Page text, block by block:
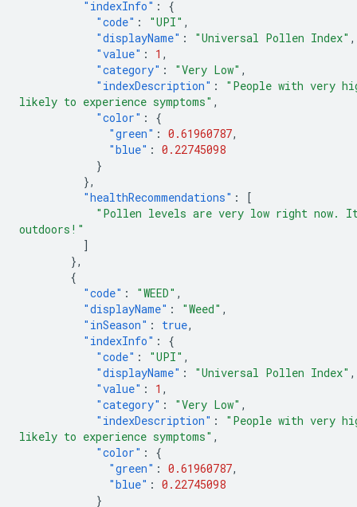
"indexInfo" :
{
"code" : "UPI" ,
"displayName" : "Universal Pollen Index" ,
"value" : 1 ,
"category" : "Very Low" ,
"indexDescription" :
"People with very
likely to experience symptoms" ,
"color" :
{
"green" : 0.61960787,
"blue" : 0.22745098
}
},
"healthRecommendations" :
[
"Pollen levels are very low right now.
outdoors!"
]
},
{
"code" : "WEED" ,
"displayName" : "Weed" ,
"inSeason" : true,
"indexInfo" :
{
"code" : "UPI" ,
"displayName" : "Universal Pollen Index" ,
"value" : 1 ,
"category" : "Very Low" ,
"indexDescription" :
"People with very
likely to experience symptoms" ,
"color" :
{
"green" : 0.61960787,
"blue" : 0.22745098
}